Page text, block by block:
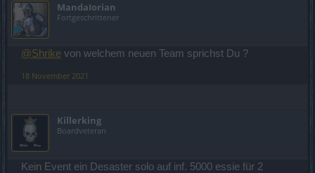
MandaIorian
Fortgeschrittener
@Shrike von welchem neuen Team sprichst Du ?
18 November 2021
Killerking
Boardveteran
Kein Event ein Desaster solo auf inf. 5000 essie für 2